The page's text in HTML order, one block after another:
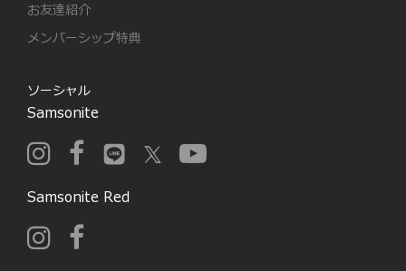
お友達紹介
メンバーシップ特典
ソーシャル
Samsonite
Samsonite Red